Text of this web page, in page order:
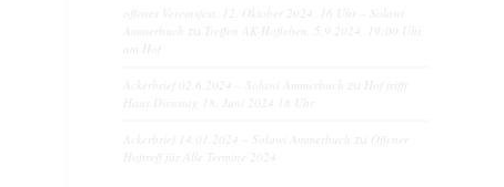
offenes Vereinsfest, 12. Oktober 2024, 16 Uhr – Solawi
Ammerbuch
Treffen AK-Hofleben, 5.9.2024, 19:00 Uhr,
am Hof
Ackerbrief 02.6.2024 – Solawi Ammerbuch
Hof trifft
Haus Dienstag 18. Juni 2024 18 Uhr
Ackerbrief 14.01.2024 – Solawi Ammerbuch
Offener
Hoftreff für Alle Termine 2024